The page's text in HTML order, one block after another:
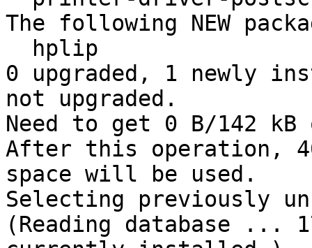
The following NEW
0 upgraded, 1 newly
not upgraded.
Need to get 0 B/142
After this operation,
space will be used.
Selecting previously
(Reading database ...